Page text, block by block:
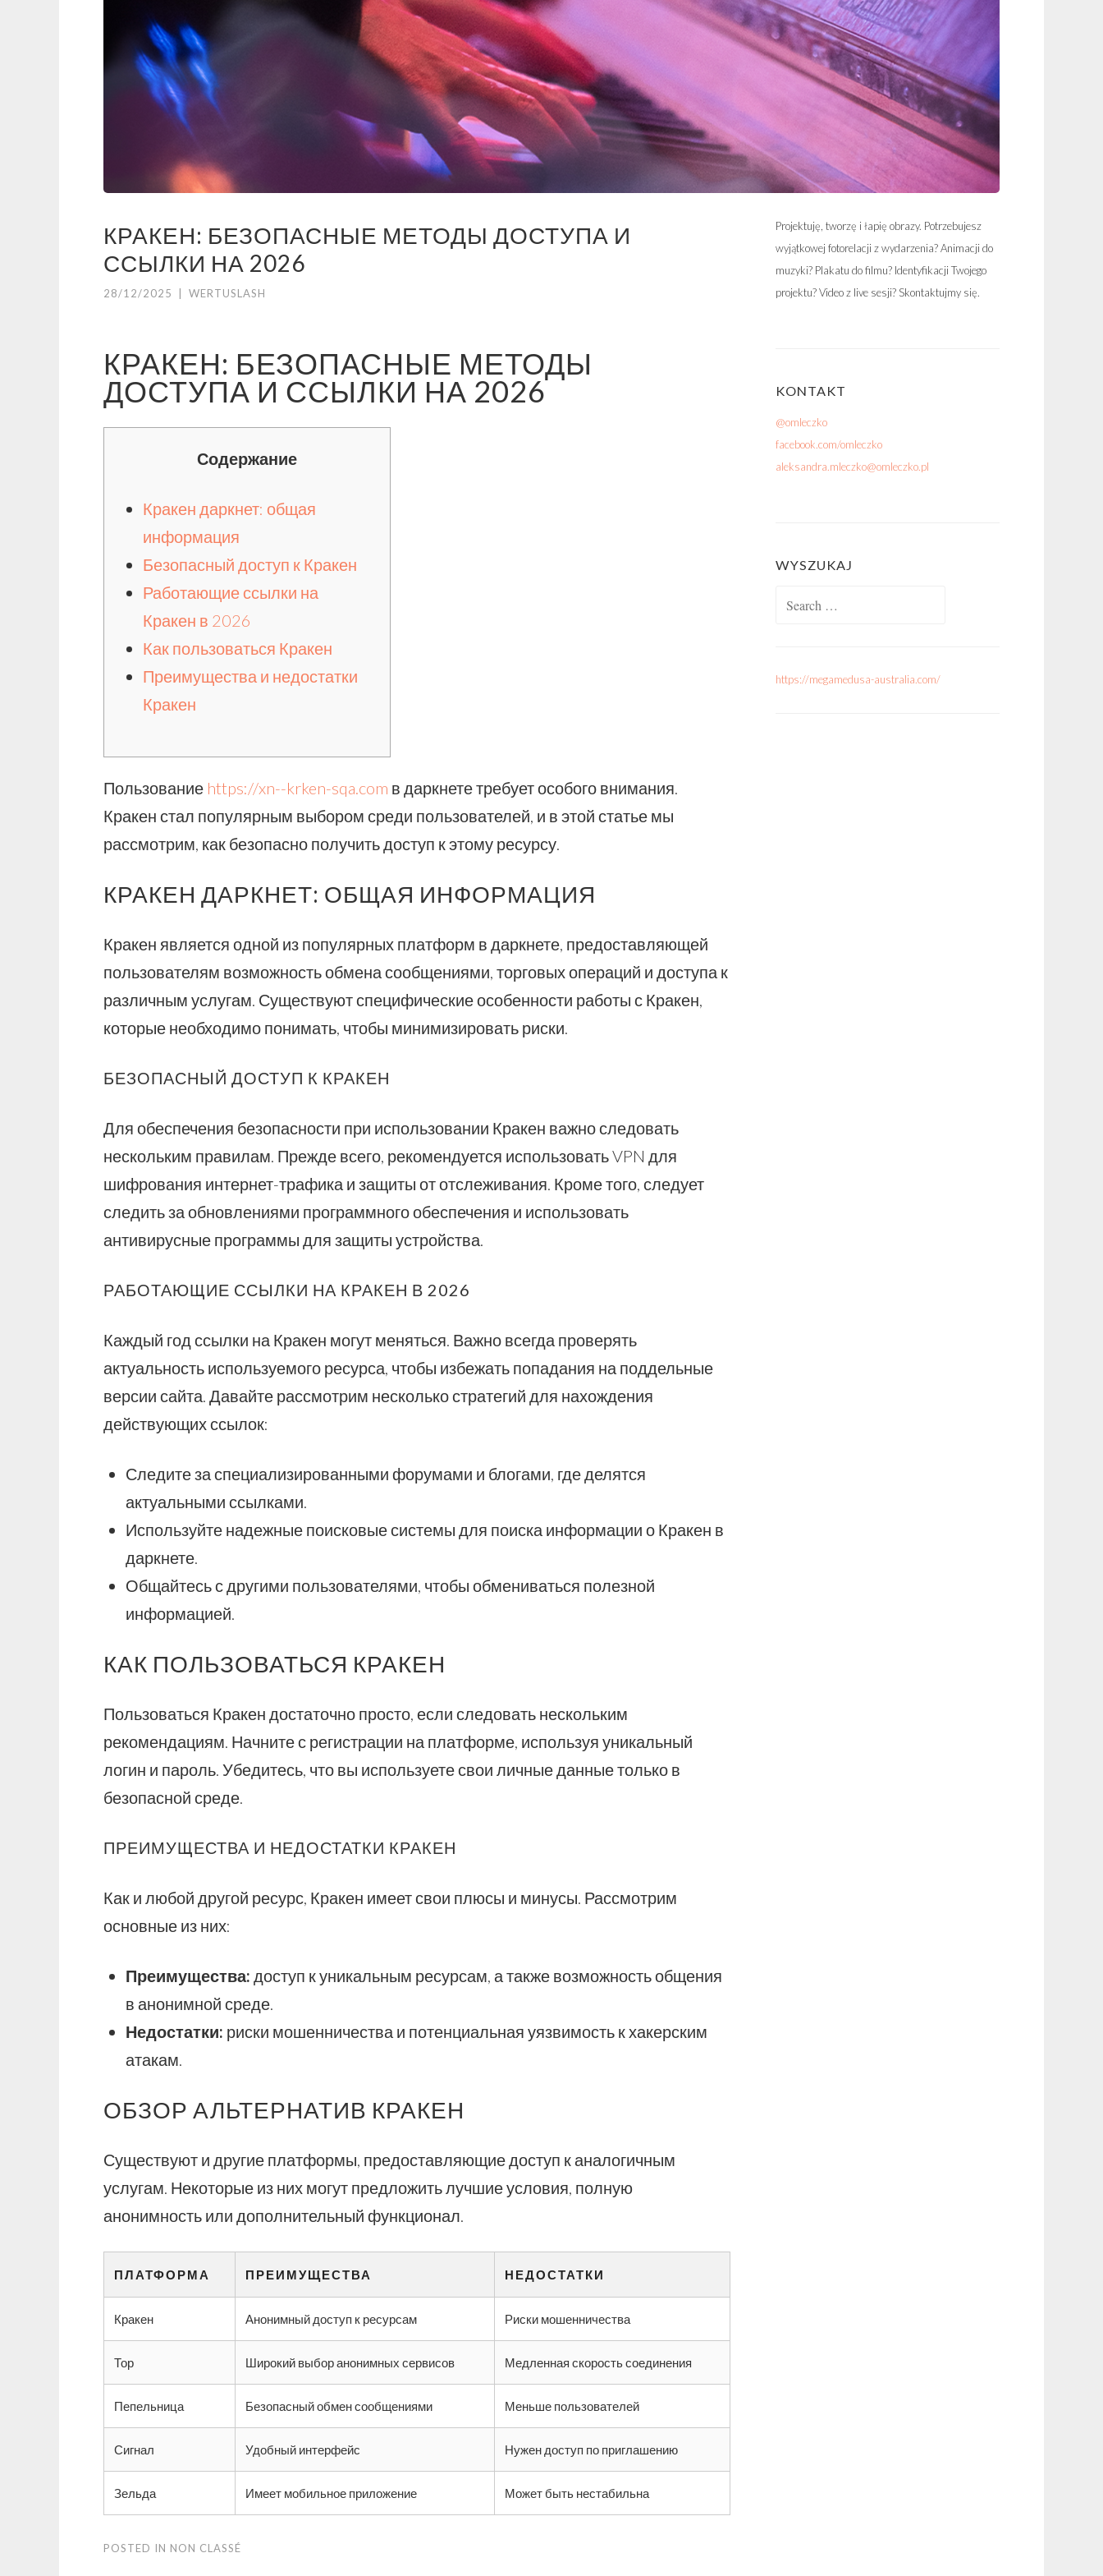
КРАКЕН: БЕЗОПАСНЫЕ МЕТОДЫ ДОСТУПА И
ССЫЛКИ НА 2026
28/12/2025 WERTUSLASH
КРАКЕН: БЕЗОПАСНЫЕ МЕТОДЫ
ДОСТУПА И ССЫЛКИ НА 2026
Содержание
Кракен даркнет: общая
информация
Безопасный доступ к Кракен
Работающие ссылки на
Кракен в 2026
Как пользоваться Кракен
Преимущества и недостатки
Кракен
Пользование https://xn--krken-sqa.com в даркнете требует особого внимания.
Кракен стал популярным выбором среди пользователей, и в этой статье мы
рассмотрим, как безопасно получить доступ к этому ресурсу.
КРАКЕН ДАРКНЕТ: ОБЩАЯ ИНФОРМАЦИЯ
Кракен является одной из популярных платформ в даркнете, предоставляющей
пользователям возможность обмена сообщениями, торговых операций и доступа к
различным услугам. Существуют специфические особенности работы с Кракен,
которые необходимо понимать, чтобы минимизировать риски.
БЕЗОПАСНЫЙ ДОСТУП К КРАКЕН
Для обеспечения безопасности при использовании Кракен важно следовать
нескольким правилам. Прежде всего, рекомендуется использовать VPN для
шифрования интернет-трафика и защиты от отслеживания. Кроме того, следует
следить за обновлениями программного обеспечения и использовать
антивирусные программы для защиты устройства.
РАБОТАЮЩИЕ ССЫЛКИ НА КРАКЕН В 2026
Каждый год ссылки на Кракен могут меняться. Важно всегда проверять
актуальность используемого ресурса, чтобы избежать попадания на поддельные
версии сайта. Давайте рассмотрим несколько стратегий для нахождения
действующих ссылок:
Следите за специализированными форумами и блогами, где делятся
актуальными ссылками.
Используйте надежные поисковые системы для поиска информации о Кракен в
даркнете.
Общайтесь с другими пользователями, чтобы обмениваться полезной
информацией.
КАК ПОЛЬЗОВАТЬСЯ КРАКЕН
Пользоваться Кракен достаточно просто, если следовать нескольким
рекомендациям. Начните с регистрации на платформе, используя уникальный
логин и пароль. Убедитесь, что вы используете свои личные данные только в
безопасной среде.
ПРЕИМУЩЕСТВА И НЕДОСТАТКИ КРАКЕН
Как и любой другой ресурс, Кракен имеет свои плюсы и минусы. Рассмотрим
основные из них:
Преимущества: доступ к уникальным ресурсам, а также возможность общения
в анонимной среде.
Недостатки: риски мошенничества и потенциальная уязвимость к хакерским
атакам.
ОБЗОР АЛЬТЕРНАТИВ КРАКЕН
Существуют и другие платформы, предоставляющие доступ к аналогичным
услугам. Некоторые из них могут предложить лучшие условия, полную
анонимность или дополнительный функционал.
ПЛАТФОРМА ПРЕИМУЩЕСТВА НЕДОСТАТКИ
Кракен Анонимный доступ к ресурсам Риски мошенничества
Тор Широкий выбор анонимных сервисов Медленная скорость соединения
Пепельница Безопасный обмен сообщениями Меньше пользователей
Сигнал Удобный интерфейс Нужен доступ по приглашению
Зельда Имеет мобильное приложение Может быть нестабильна
POSTED IN NON CLASSÉ
Projektuję, tworzę i łapię obrazy. Potrzebujesz
wyjątkowej fotorelacji z wydarzenia? Animacji do
muzyki? Plakatu do filmu? Identyfikacji Twojego
projektu? Video z live sesji? Skontaktujmy się.
KONTAKT
@omleczko
facebook.com/omleczko
aleksandra.mleczko@omleczko.pl
WYSZUKAJ
https://megamedusa-australia.com/